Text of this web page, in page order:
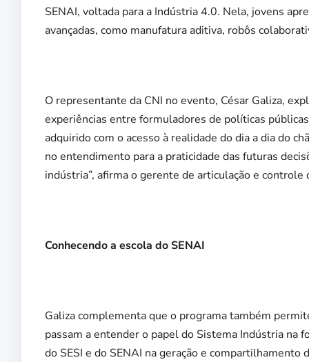
SENAI, voltada para a Indústria 4.0. Nela, jovens
avançadas, como manufatura aditiva, robôs
O representante da CNI no evento, César Galiza,
experiências entre formuladores de políticas
adquirido com o acesso à realidade do dia a dia do
no entendimento para a praticidade das futuras
indústria”, afirma o gerente de articulação e controle
Conhecendo a escola do SENAI
Galiza complementa que o programa também
passam a entender o papel do Sistema Indústria na
do SESI e do SENAI na geração e